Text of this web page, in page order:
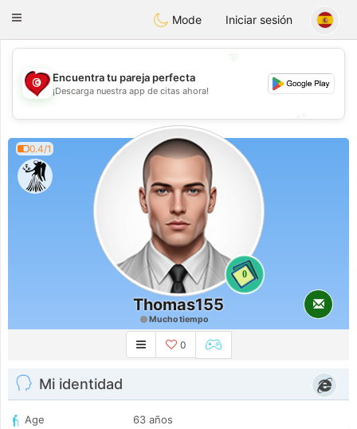
Tunisia Dating
Toggle
Mode Iniciar sesión
💖
💕
Encuentra tu pareja perfecta
¡Descarga nuestra app de citas ahora!
0.4/1
0
Thomas155
Mucho tiempo
0
Mi identidad
Age
63 años